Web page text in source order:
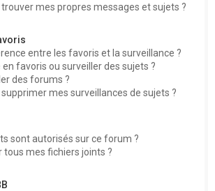
mes propres messages et sujets ?
entre les favoris et la surveillance ?
favoris ou surveiller des sujets ?
des forums ?
mes surveillances de sujets ?
sont autorisés sur ce forum ?
mes fichiers joints ?